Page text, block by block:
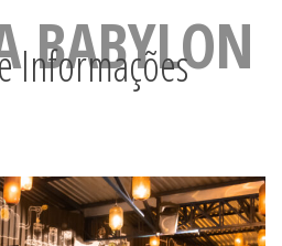
BABYLON
Informações